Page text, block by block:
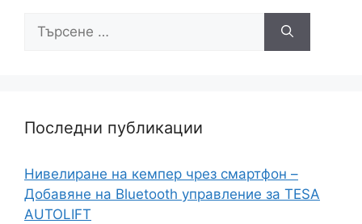
Последни публикации
Нивелиране на кемпер чрез смартфон –
Добавяне на Bluetooth управление за TESA
AUTOLIFT